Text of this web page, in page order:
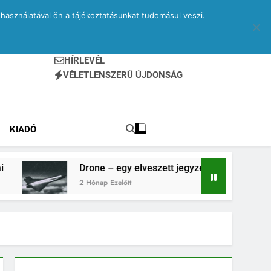
HÍRLEVÉL
VÉLETLENSZERŰ ÚJDONSÁG
KIADÓ
Drone – egy elveszett jegyzetfüzet kitépett lapjai
2 Hónap Ezelőtt
ön a tájékoztatásunkat tudomásul veszi.